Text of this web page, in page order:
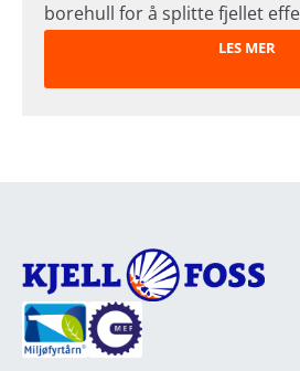
borehull for å splitte fjellet
LES MER